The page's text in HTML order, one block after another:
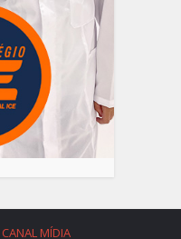
CANAL MÍDIA